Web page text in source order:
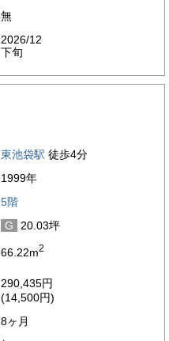
無
2026/12
下旬
東池袋駅 徒歩4分
1999年
5階
G
20.03坪
66.22m2
290,435円
(14,500円)
8ヶ月